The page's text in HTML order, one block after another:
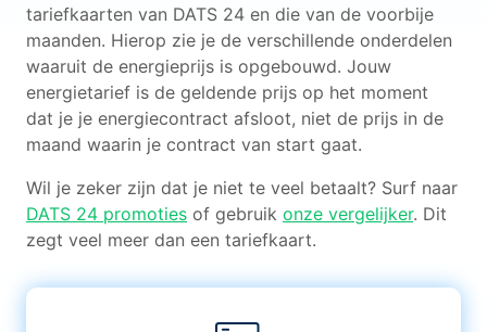
tariefkaarten van DATS 24 en die van de voorbije
maanden. Hierop zie je de verschillende onderdelen
waaruit de energieprijs is opgebouwd. Jouw
energietarief is de geldende prijs op het moment
dat je je energiecontract afsloot, niet de prijs in de
maand waarin je contract van start gaat.
Wil je zeker zijn dat je niet te veel betaalt? Surf naar
DATS 24 promoties of gebruik onze vergelijker. Dit
zegt veel meer dan een tariefkaart.